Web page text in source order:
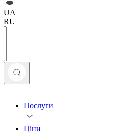
UA
RU
Послуги
Ціни